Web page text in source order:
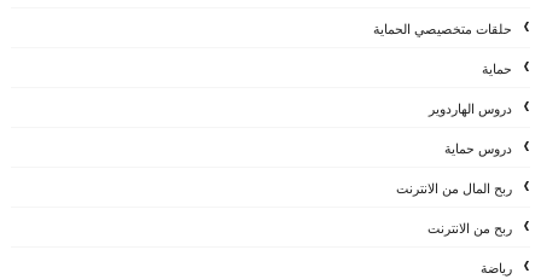
حلقات متخصيصي الحماية
حماية
دروس الهاردوير
دروس حماية
ربح المال من الانترنت
ربح من الانترنت
رياضة